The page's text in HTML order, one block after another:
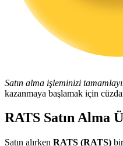
Launchpool
Popüler token'lar
Satın alma işleminizi
kazanmaya başlamak için
RATS Satın Alma
Satın alırken RATS (RATS)